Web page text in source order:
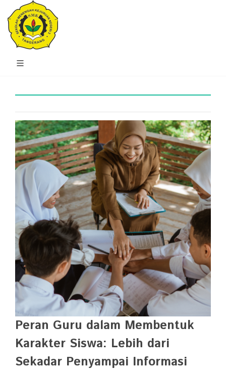
Peran Guru dalam Membentuk
Karakter Siswa: Lebih dari
Sekadar Penyampai Informasi